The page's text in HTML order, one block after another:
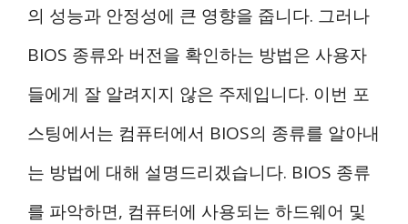
의 성능과 안정성에 큰 영향을 줍니다. 그러나
BIOS 종류와 버전을 확인하는 방법은 사용자
들에게 잘 알려지지 않은 주제입니다. 이번 포
스팅에서는 컴퓨터에서 BIOS의 종류를 알아내
는 방법에 대해 설명드리겠습니다. BIOS 종류
를 파악하면, 컴퓨터에 사용되는 하드웨어 및